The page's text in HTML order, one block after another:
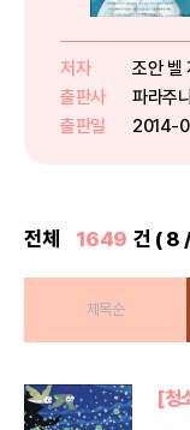
저자
조안 벨
출판사
파라주
출판일
2014-
전체 1649 건 ( 8
제목순
[청